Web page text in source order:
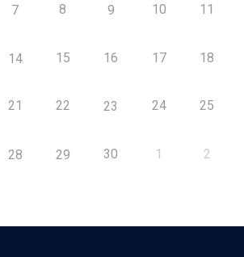
7 8 9 10 11
14 15 16 17 18
21 22 23 24 25
28 29 30 1 2